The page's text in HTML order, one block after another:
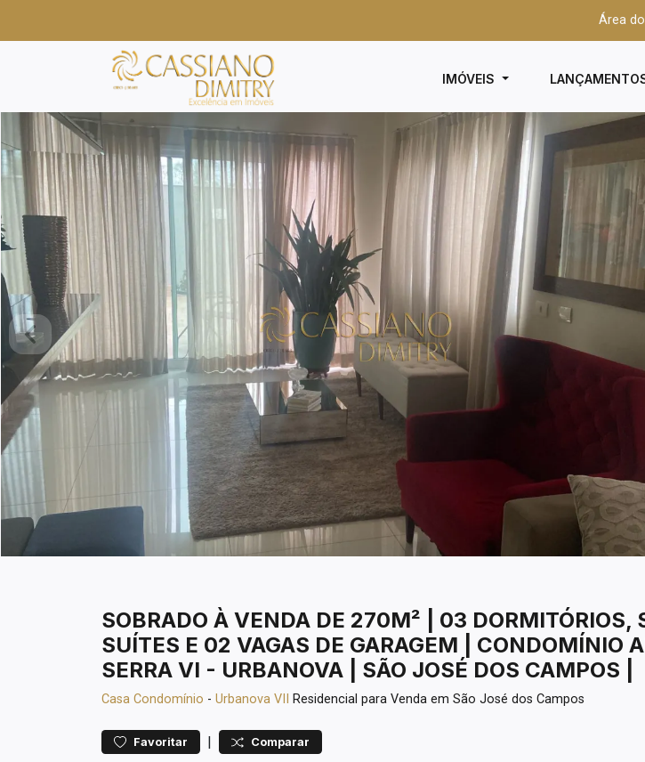
Área
IMÓVEIS
SOBRADO À VENDA DE 270M² | 03 DORMITÓRIOS,
SUÍTES E 02 VAGAS DE GARAGEM | CONDOMÍNIO
SERRA VI - URBANOVA | SÃO JOSÉ DOS CAMPOS |
Casa Condomínio - Urbanova VII Residencial para Venda em São José dos Campos
Favoritar | Comparar